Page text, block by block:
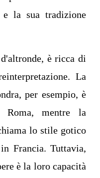
la sua tradizione
è ricca di
La
per esempio, è
Roma, mentre la
lo stile gotico
Francia. Tuttavia,
è la loro capacità